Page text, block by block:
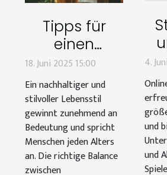
Tipps für
einen
nachhaltigen
und stilvollen
Lebensstil
18. Juni 2025 15:00
Ein nachhaltiger und
stilvoller Lebensstil
gewinnt zunehmend an
Bedeutung und spricht
Menschen jeden Alters
an. Die richtige Balance
zwischen
4.
und
und